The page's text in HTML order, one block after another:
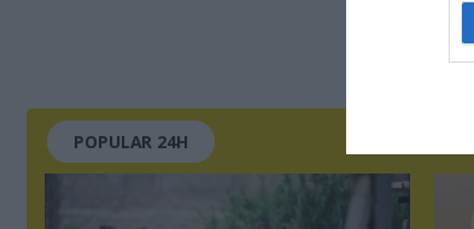
POPULAR 24H